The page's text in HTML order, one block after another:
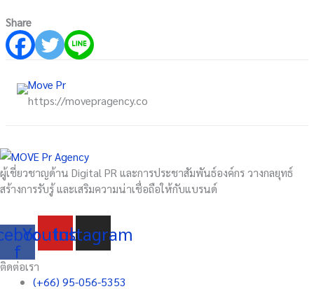
Share
Move Pr
https://movepragency.co
ผู้เชี่ยวชาญด้าน Digital PR และการประชาสัมพันธ์องค์กร วางกลยุทธ์
สร้างการรับรู้ และเสริมความน่าเชื่อถือให้กับแบรนด์
f
Youtube
Instagram
ติดต่อเรา
(+66) 95-056-5353